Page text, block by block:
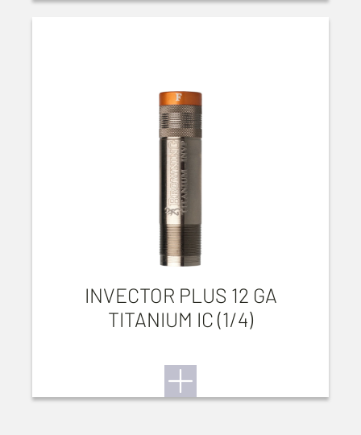
INVECTOR PLUS 12 GA
TITANIUM IC (1/4)